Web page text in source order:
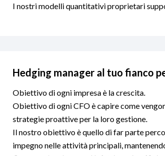
I nostri modelli quantitativi proprietari
Hedging manager al tuo fianco
Obiettivo di ogni impresa è la crescita.
Obiettivo di ogni CFO è capire come
strategie proattive per la loro gestione.
Il nostro obiettivo è quello di far parte
impegno nelle attività principali,